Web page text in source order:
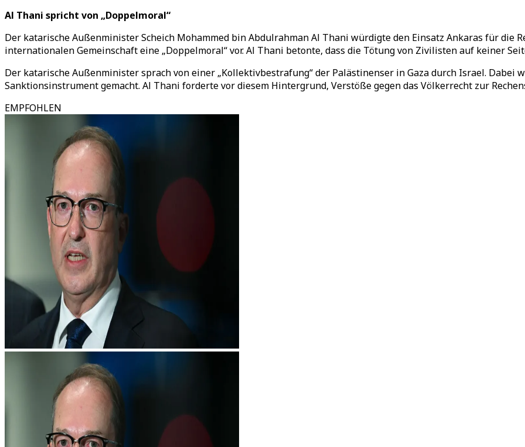
Al Thani spricht von „Doppelmoral“
Der katarische Außenminister Scheich Mohammed bin Abdulrahman Al Thani würdigte den Einsatz Ankaras für die
internationalen Gemeinschaft eine „Doppelmoral“ vor. Al Thani betonte, dass die Tötung von Zivilisten auf keiner
Der katarische Außenminister sprach von einer „Kollektivbestrafung“ der Palästinenser in Gaza durch Israel.
Sanktionsinstrument gemacht. Al Thani forderte vor diesem Hintergrund, Verstöße gegen das Völkerrecht zur
EMPFOHLEN